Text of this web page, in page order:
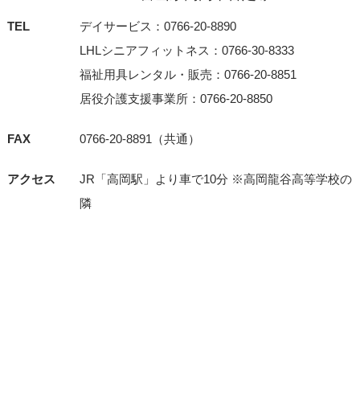
TEL
デイサービス：0766-20-8890
LHLシニアフィットネス：0766-30-8333
福祉用具レンタル・販売：0766-20-8851
居役介護支援事業所：0766-20-8850
FAX 0766-20-8891（共通）
アクセス
JR「⾼岡駅」より⾞で10分 ※⾼岡⿓⾕⾼等学校の
隣